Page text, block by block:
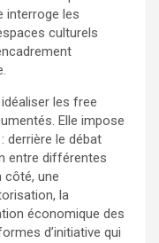
interroge les
culturels
les free
Elle impose
derrière le débat
entre différentes
côté, une
la
économique des
d’initiative qui